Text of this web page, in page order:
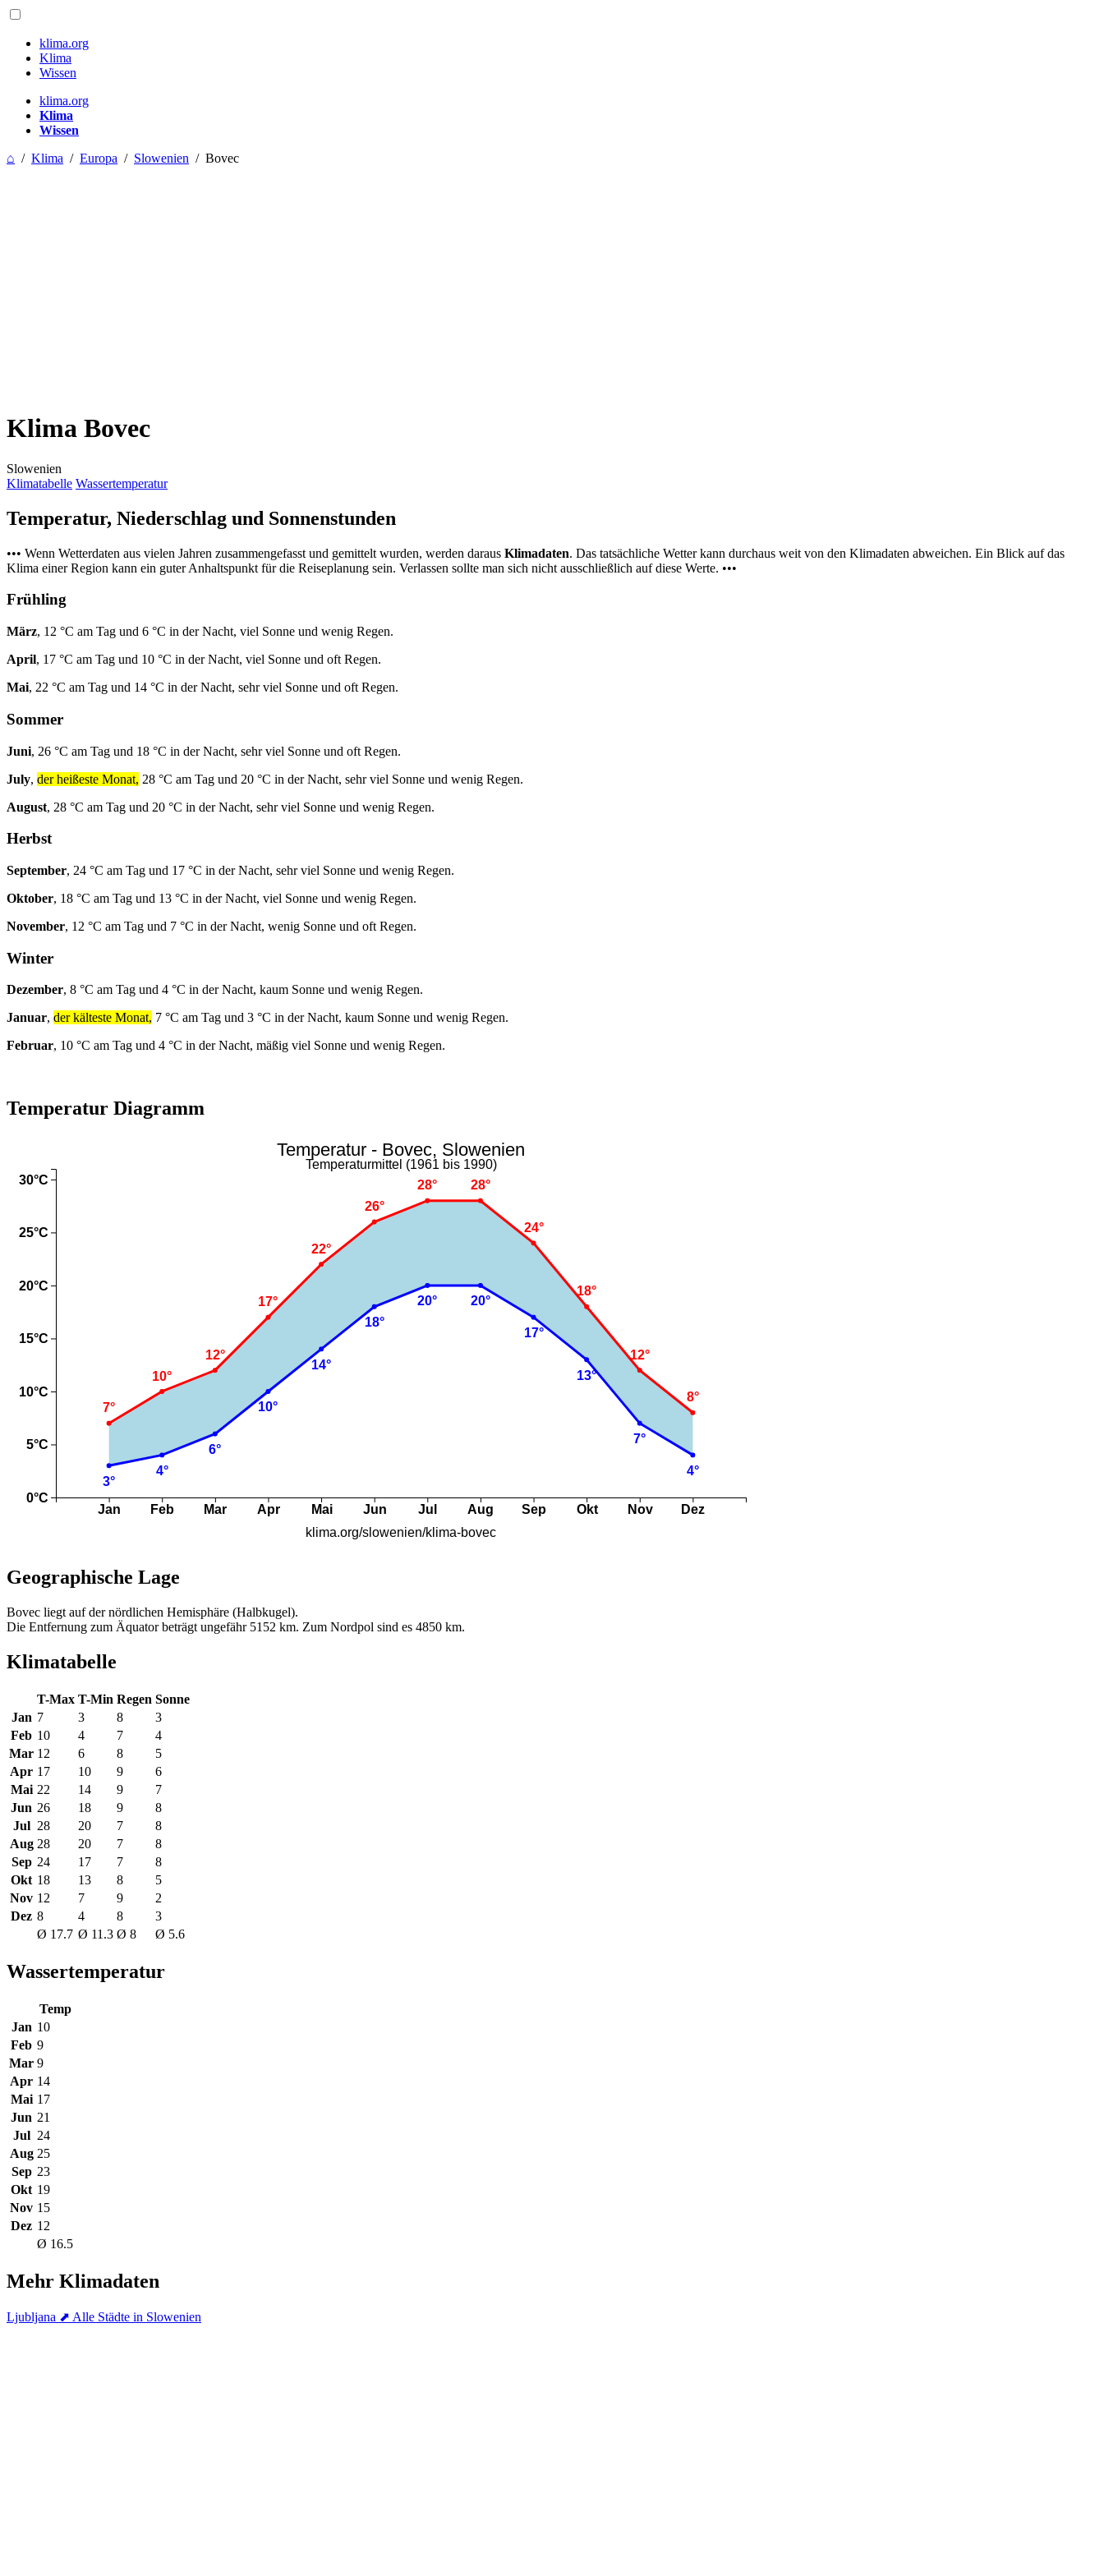
klima.org
Klima
Wissen
klima.org
Klima
Wissen
⌂ / Klima / Europa / Slowenien / Bovec
Klima Bovec
Slowenien
Klimatabelle Wassertemperatur
Temperatur, Niederschlag und Sonnenstunden
••• Wenn Wetterdaten aus vielen Jahren zusammengefasst und gemittelt wurden, werden daraus Klimadaten. Das tatsächliche Wetter kann durchaus weit von den Klimadaten abweichen. Ein Blick auf das
Klima einer Region kann ein guter Anhaltspunkt für die Reiseplanung sein. Verlassen sollte man sich nicht ausschließlich auf diese Werte. •••
Frühling
März, 12 °C am Tag und 6 °C in der Nacht, viel Sonne und wenig Regen.
April, 17 °C am Tag und 10 °C in der Nacht, viel Sonne und oft Regen.
Mai, 22 °C am Tag und 14 °C in der Nacht, sehr viel Sonne und oft Regen.
Sommer
Juni, 26 °C am Tag und 18 °C in der Nacht, sehr viel Sonne und oft Regen.
July, der heißeste Monat, 28 °C am Tag und 20 °C in der Nacht, sehr viel Sonne und wenig Regen.
August, 28 °C am Tag und 20 °C in der Nacht, sehr viel Sonne und wenig Regen.
Herbst
September, 24 °C am Tag und 17 °C in der Nacht, sehr viel Sonne und wenig Regen.
Oktober, 18 °C am Tag und 13 °C in der Nacht, viel Sonne und wenig Regen.
November, 12 °C am Tag und 7 °C in der Nacht, wenig Sonne und oft Regen.
Winter
Dezember, 8 °C am Tag und 4 °C in der Nacht, kaum Sonne und wenig Regen.
Januar, der kälteste Monat, 7 °C am Tag und 3 °C in der Nacht, kaum Sonne und wenig Regen.
Februar, 10 °C am Tag und 4 °C in der Nacht, mäßig viel Sonne und wenig Regen.
Temperatur Diagramm
Geographische Lage
Bovec liegt auf der nördlichen Hemisphäre (Halbkugel).
Die Entfernung zum Äquator beträgt ungefähr 5152 km. Zum Nordpol sind es 4850 km.
Klimatabelle
T-Max T-Min Regen Sonne
Jan 7 3 8
3
Feb 10 4 7
4
Mar 12 6 8
5
Apr 17 10 9
6
Mai 22 14 9
7
Jun 26 18 9
8
Jul 28 20 7
8
Aug 28 20 7
8
Sep 24 17 7
8
Okt 18 13 8
5
Nov 12 7 9
2
Dez 8 4 8
3
Ø 17.7 Ø 11.3 Ø 8 Ø 5.6
Wassertemperatur
Temp
Jan 10
Feb 9
Mar 9
Apr 14
Mai 17
Jun 21
Jul 24
Aug 25
Sep 23
Okt 19
Nov 15
Dez 12
Ø 16.5
Mehr Klimadaten
Ljubljana ⬈ Alle Städte in Slowenien